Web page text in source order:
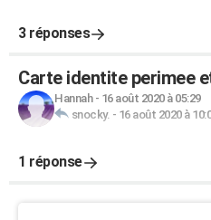
3 réponses
Carte identite perimee
Hannah- 16 août 2020 à 05:29
snocky. - 16 août 2020 à
1 réponse